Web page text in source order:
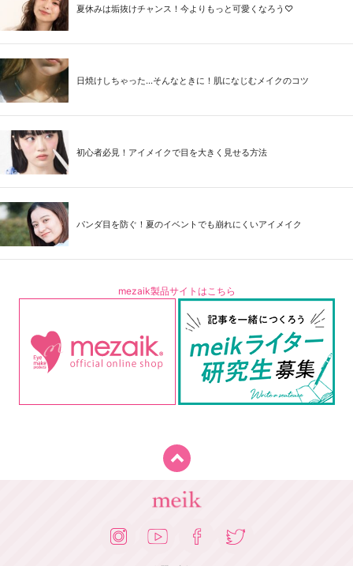
夏休みは垢抜けチャンス！今よりもっと可愛くなろう♡
日焼けしちゃった...そんなときに！肌になじむメイクのコツ
初心者必見！アイメイクで目を大きく見せる方法
パンダ目を防ぐ！夏のイベントでも崩れにくいアイメイク
mezaik製品サイトはこちら